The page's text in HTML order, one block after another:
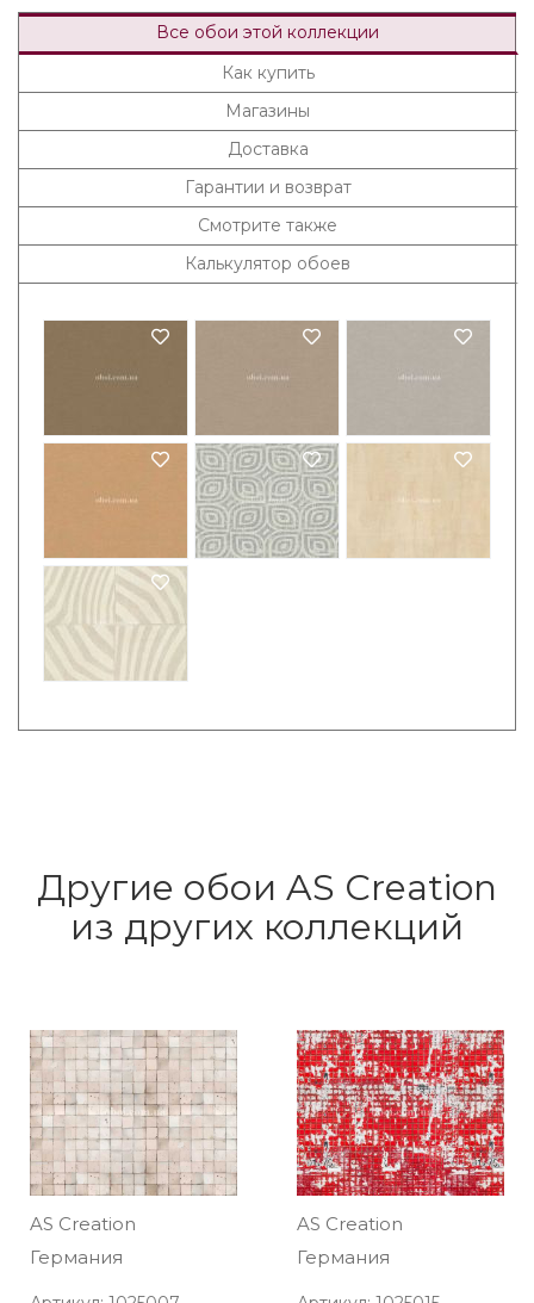
Все обои этой коллекции
Как купить
Магазины
Доставка
Гарантии и возврат
Смотрите также
Калькулятор обоев
Другие обои AS Creation
из других коллекций
AS Creation
Германия
AS Creation
Германия